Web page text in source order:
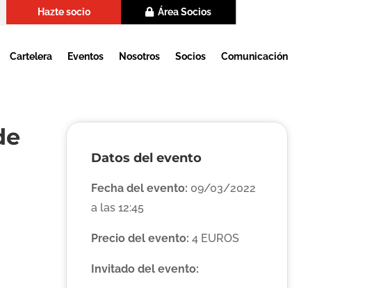
Hazte socio Área Socios
Cartelera Eventos Nosotros Socios Comunicación
Datos del evento
Fecha del evento: 09/03/2022
a las 12:45
Precio del evento: 4 EUROS
Invitado del evento: